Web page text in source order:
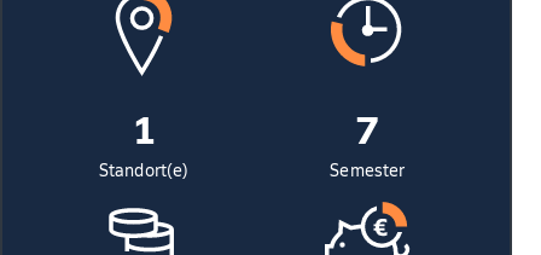
1
Standort(e)
7
Semester